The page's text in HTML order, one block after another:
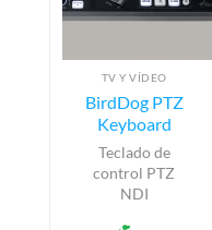
TV Y VÍDEO
BirdDog PTZ
Keyboard
Teclado de
control PTZ
NDI